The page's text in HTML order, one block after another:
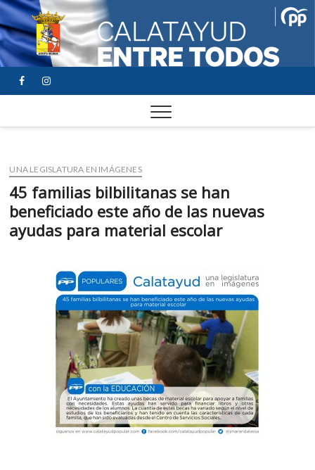
FACEBOOK
YOUTUBE
INSTAGRAM
UNA LEGISLATURA EN IMÁGENES
45 familias bilbilitanas se han
beneficiado este año de las nuevas
ayudas para material escolar